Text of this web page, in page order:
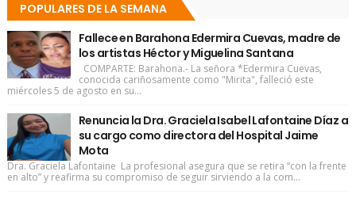
POPULARES DE LA SEMANA
Fallece en Barahona Edermira Cuevas, madre de
los artistas Héctor y Miguelina Santana
COMPARTE: Barahona.- La señora *Edermira Cuevas,
conocida cariñosamente como "Mirita", falleció este
miércoles 5 de agosto en su...
Renuncia la Dra. Graciela Isabel Lafontaine Díaz a
su cargo como directora del Hospital Jaime
Mota
Dra. Graciela Lafontaine La profesional asegura que se retira “con la frente
en alto” y reafirma su compromiso de seguir sirviendo a la com...